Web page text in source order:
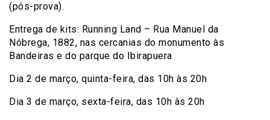
(pós-prova).
Entrega de kits: Running Land – Rua Manuel da
Nóbrega, 1882, nas cercanias do monumento às
Bandeiras e do parque do Ibirapuera
Dia 2 de março, quinta-feira, das 10h às 20h
Dia 3 de março, sexta-feira, das 10h às 20h